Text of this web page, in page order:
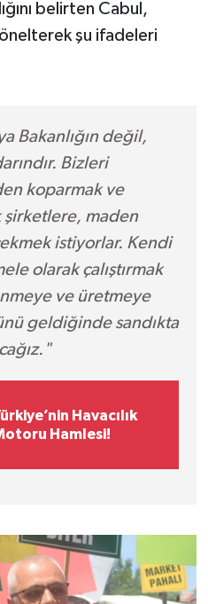
belirten Cabul,
şu ifadeleri
Bakanlığın değil,
Bizleri
koparmak ve
şirketlere, maden
istiyorlar. Kendi
olarak çalıştırmak
ve üretmeye
geldiğinde sandıkta
Havacılık
Hamlesi!